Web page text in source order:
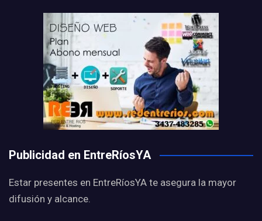
Publicidad en EntreRíosYA
Estar presentes en EntreRíosYA te asegura la mayor
difusión y alcance.